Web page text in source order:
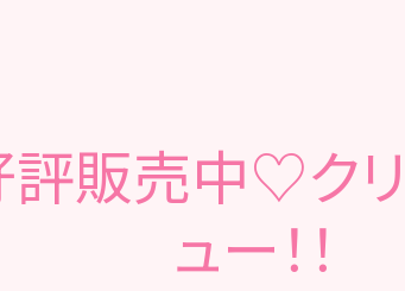
販売中♡クリ
ュー！！